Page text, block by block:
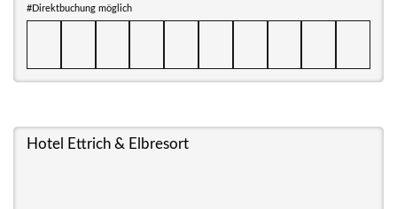
#Direktbuchung möglich
Hotel Ettrich & Elbresort